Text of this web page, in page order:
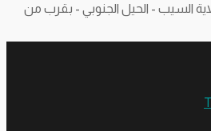
السيب - الحيل الجنوبي - بقرب من